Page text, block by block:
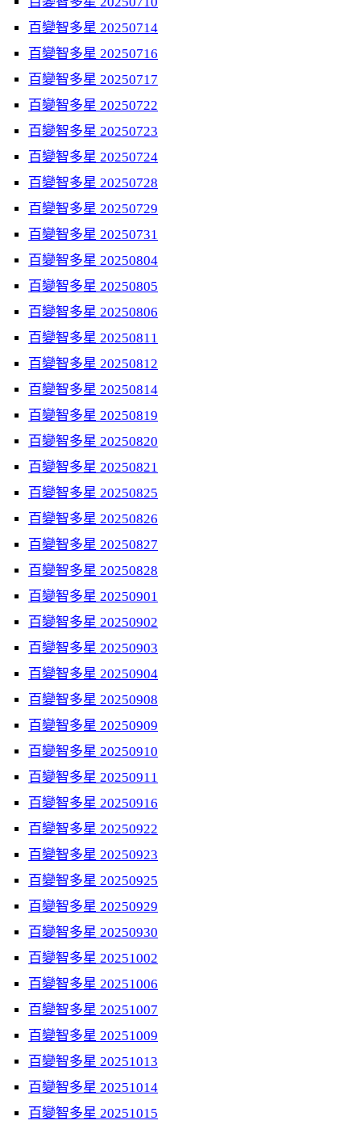
百變智多星 20250714
百變智多星 20250716
百變智多星 20250717
百變智多星 20250722
百變智多星 20250723
百變智多星 20250724
百變智多星 20250728
百變智多星 20250729
百變智多星 20250731
百變智多星 20250804
百變智多星 20250805
百變智多星 20250806
百變智多星 20250811
百變智多星 20250812
百變智多星 20250814
百變智多星 20250819
百變智多星 20250820
百變智多星 20250821
百變智多星 20250825
百變智多星 20250826
百變智多星 20250827
百變智多星 20250828
百變智多星 20250901
百變智多星 20250902
百變智多星 20250903
百變智多星 20250904
百變智多星 20250908
百變智多星 20250909
百變智多星 20250910
百變智多星 20250911
百變智多星 20250916
百變智多星 20250922
百變智多星 20250923
百變智多星 20250925
百變智多星 20250929
百變智多星 20250930
百變智多星 20251002
百變智多星 20251006
百變智多星 20251007
百變智多星 20251009
百變智多星 20251013
百變智多星 20251014
百變智多星 20251015